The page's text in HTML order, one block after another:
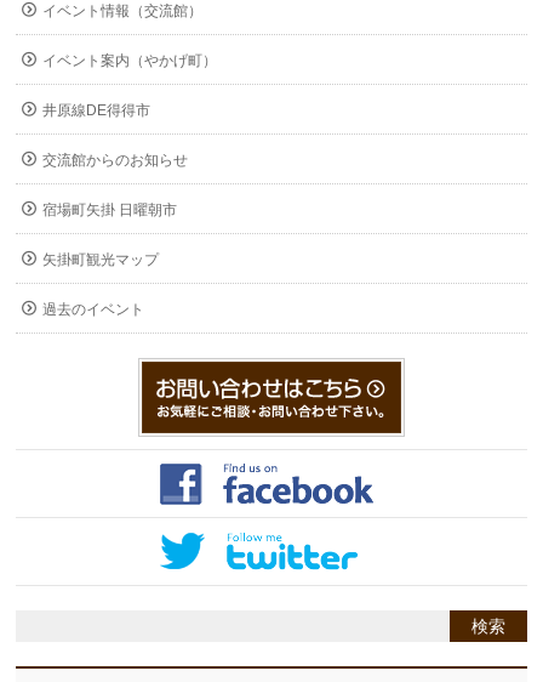
イベント情報（交流館）
イベント案内（やかげ町）
井原線DE得得市
交流館からのお知らせ
宿場町矢掛 日曜朝市
矢掛町観光マップ
過去のイベント